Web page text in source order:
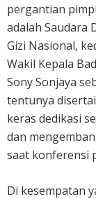
pergantian
adalah Saudara
Gizi Nasional,
Wakil Kepala
Sony Sonjaya
tentunya
keras dedikasi
dan
saat konferensi
Di kesempatan